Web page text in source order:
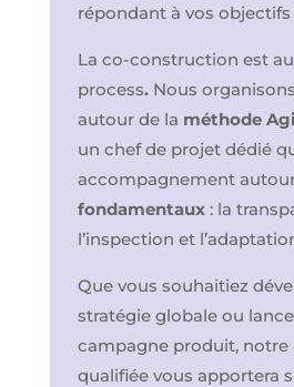
répondant à vos
La co-construction est
process. Nous
autour de la méthode
un chef de projet dédié
accompagnement
fondamentaux: la
l’inspection et
Que vous souhaitiez
stratégie globale ou
campagne produit, notre
qualifiée vous apportera